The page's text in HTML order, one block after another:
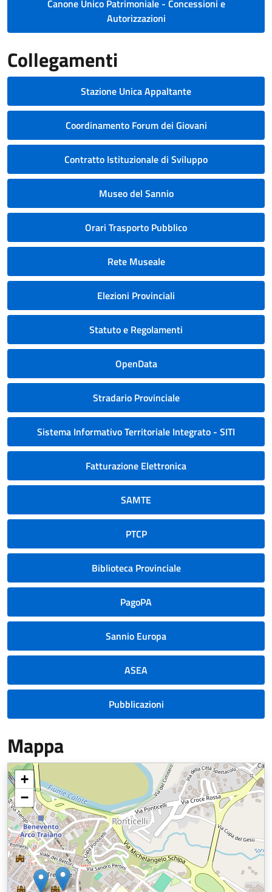
Canone Unico Patrimoniale - Concessioni e
Autorizzazioni
Collegamenti
Stazione Unica Appaltante
Coordinamento Forum dei Giovani
Contratto Istituzionale di Sviluppo
Museo del Sannio
Orari Trasporto Pubblico
Rete Museale
Elezioni Provinciali
Statuto e Regolamenti
OpenData
Stradario Provinciale
Sistema Informativo Territoriale Integrato - SITI
Fatturazione Elettronica
SAMTE
PTCP
Biblioteca Provinciale
PagoPA
Sannio Europa
ASEA
Pubblicazioni
Mappa
+
−